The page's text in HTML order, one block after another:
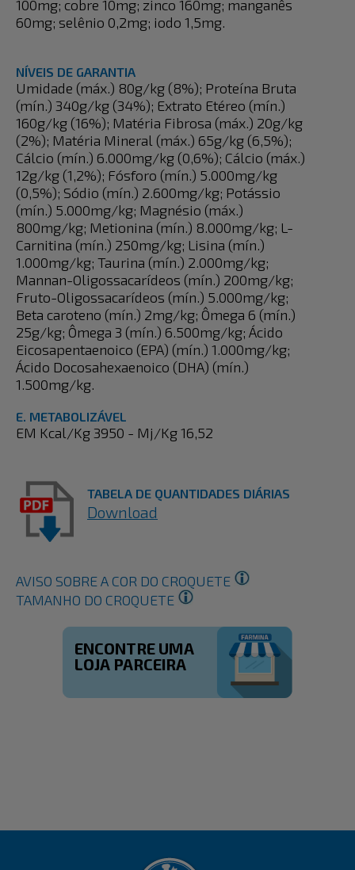
100mg; cobre 10mg; zinco 160mg; manganês
60mg; selênio 0,2mg; iodo 1,5mg.
NÍVEIS DE GARANTIA
Umidade (máx.) 80g/kg (8%); Proteína Bruta
(mín.) 340g/kg (34%); Extrato Etéreo (mín.)
160g/kg (16%); Matéria Fibrosa (máx.) 20g/kg
(2%); Matéria Mineral (máx.) 65g/kg (6,5%);
Cálcio (mín.) 6.000mg/kg (0,6%); Cálcio (máx.)
12g/kg (1,2%); Fósforo (mín.) 5.000mg/kg
(0,5%); Sódio (mín.) 2.600mg/kg; Potássio
(mín.) 5.000mg/kg; Magnésio (máx.)
800mg/kg; Metionina (mín.) 8.000mg/kg; L-
Carnitina (mín.) 250mg/kg; Lisina (mín.)
1.000mg/kg; Taurina (mín.) 2.000mg/kg;
Mannan-Oligossacarídeos (mín.) 200mg/kg;
Fruto-Oligossacarídeos (mín.) 5.000mg/kg;
Beta caroteno (mín.) 2mg/kg; Ômega 6 (mín.)
25g/kg; Ômega 3 (mín.) 6.500mg/kg; Ácido
Eicosapentaenoico (EPA) (mín.) 1.000mg/kg;
Ácido Docosahexaenoico (DHA) (mín.)
1.500mg/kg.
E. METABOLIZÁVEL
EM Kcal/Kg 3950 - Mj/Kg 16,52
TABELA DE QUANTIDADES DIÁRIAS
Download
AVISO SOBRE A COR DO CROQUETE
TAMANHO DO CROQUETE
ENCONTRE UMA
LOJA PARCEIRA